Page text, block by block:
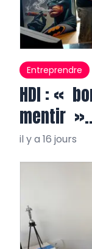
Entreprendre
HDI : «
mentir
il y a 16 jours